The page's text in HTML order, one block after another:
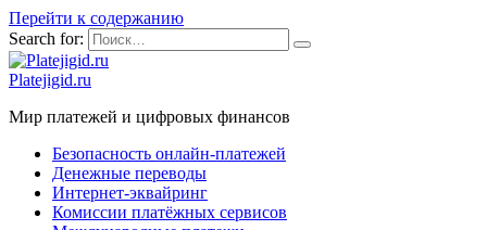
Перейти к содержанию
Search for:
Platejigid.ru
Мир платежей и цифровых финансов
Безопасность онлайн-платежей
Денежные переводы
Интернет-эквайринг
Комиссии платёжных сервисов